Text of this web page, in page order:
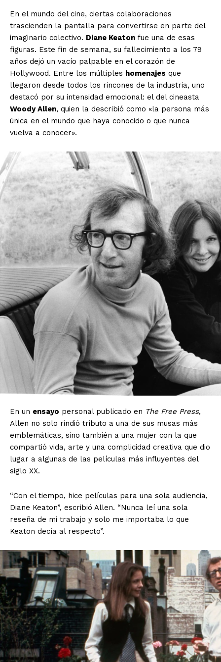
En el mundo del cine, ciertas colaboraciones
trascienden la pantalla para convertirse en parte del
imaginario colectivo. Diane Keaton fue una de esas
figuras. Este fin de semana, su fallecimiento a los 79
años dejó un vacío palpable en el corazón de
Hollywood. Entre los múltiples homenajes que
llegaron desde todos los rincones de la industria, uno
destacó por su intensidad emocional: el del cineasta
Woody Allen, quien la describió como «la persona más
única en el mundo que haya conocido o que nunca
vuelva a conocer».
En un ensayo personal publicado en The Free Press,
Allen no solo rindió tributo a una de sus musas más
emblemáticas, sino también a una mujer con la que
compartió vida, arte y una complicidad creativa que dio
lugar a algunas de las películas más influyentes del
siglo XX.
“Con el tiempo, hice películas para una sola audiencia,
Diane Keaton”, escribió Allen. “Nunca leí una sola
reseña de mi trabajo y solo me importaba lo que
Keaton decía al respecto”.